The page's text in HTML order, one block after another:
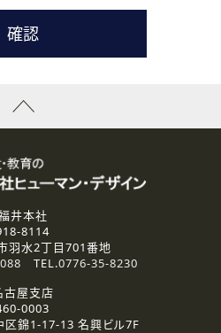
ている企業の皆様
るために利用いたします。
Ｅメールのいずれかの方法とい
ご連絡のために利用いたしま
容に回答するために利用いたし
Ｅメールのいずれかの方法とい
法令等の規定に従う場合を除き、
評価基準を満たした委託先に、個
井本社
8114
羽水2丁目701番地
TEL.0776-35-8230
古屋支店
0003
区錦1-17-13 名興ビル7F